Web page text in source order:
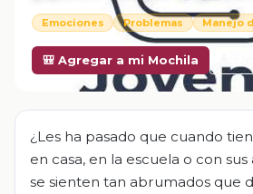
Emociones Problemas Manejo
🎒 Agregar a mi Mochila
¿Les ha pasado que cuando
en casa, en la escuela o con sus
se sienten tan abrumados que